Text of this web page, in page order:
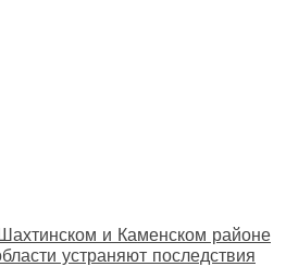
и Каменском районе
устраняют последствия